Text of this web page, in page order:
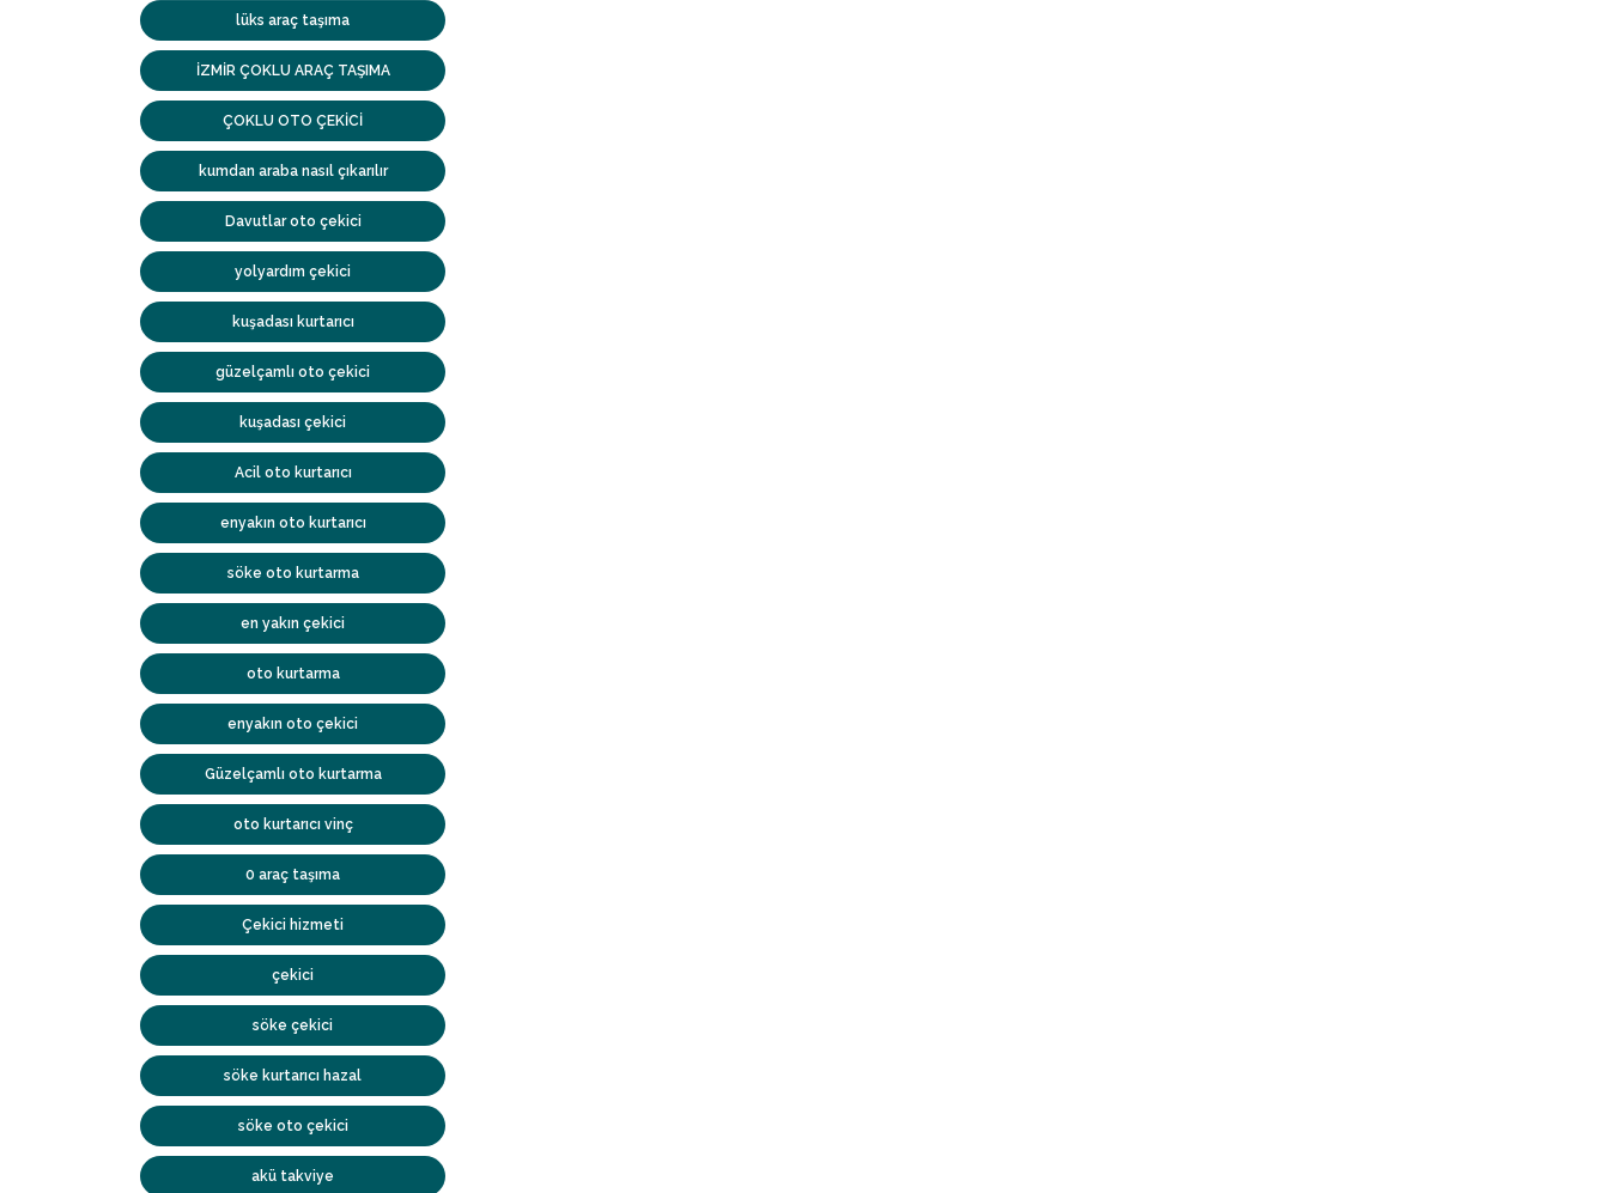
lüks araç taşıma
İZMİR ÇOKLU ARAÇ TAŞIMA
ÇOKLU OTO ÇEKİCİ
kumdan araba nasıl çıkarılır
Davutlar oto çekici
yolyardım çekici
kuşadası kurtarıcı
güzelçamlı oto çekici
kuşadası çekici
Acil oto kurtarıcı
enyakın oto kurtarıcı
söke oto kurtarma
en yakın çekici
oto kurtarma
enyakın oto çekici
Güzelçamlı oto kurtarma
oto kurtarıcı vinç
0 araç taşıma
Çekici hizmeti
çekici
söke çekici
söke kurtarıcı hazal
söke oto çekici
akü takviye